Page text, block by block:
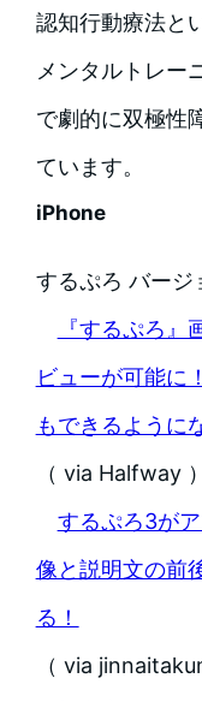
認知行動療法と
メンタルトレー
で劇的に双極性
ています。
iPhone
するぷろ バージ
『するぷろ
ビューが可能に
もできるように
（ via Halfway ）
するぷろ3が
像と説明文の前
る！
（ via